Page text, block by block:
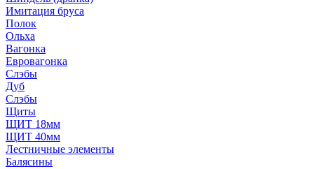
Имитация бруса
Полок
Ольха
Вагонка
Евровагонка
Слэбы
Дуб
Слэбы
Щиты
ЩИТ 18мм
ЩИТ 40мм
Лестничные элементы
Балясины